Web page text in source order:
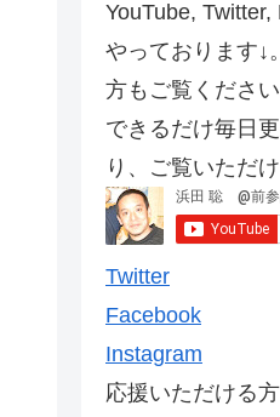
YouTube,
やっております↓
方もご覧くださ
できるだけ毎日
り、ご覧いただ
Twitter
Facebook
Instagram
応援いただける